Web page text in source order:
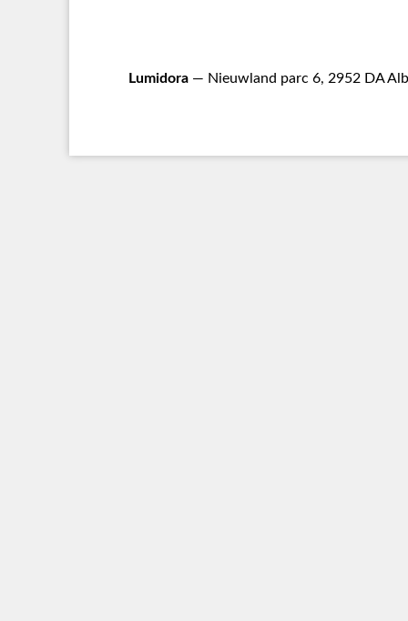
Lumidora — Nieuwland parc 6, 2952 DA